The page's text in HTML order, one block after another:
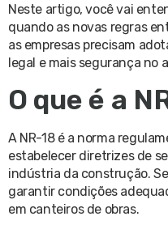
Neste artigo, você vai
quando as novas regras
as empresas precisam
legal e mais segurança no
O que é a
A NR-18 é a norma
estabelecer diretrizes de
indústria da construção.
garantir condições
em canteiros de obras.